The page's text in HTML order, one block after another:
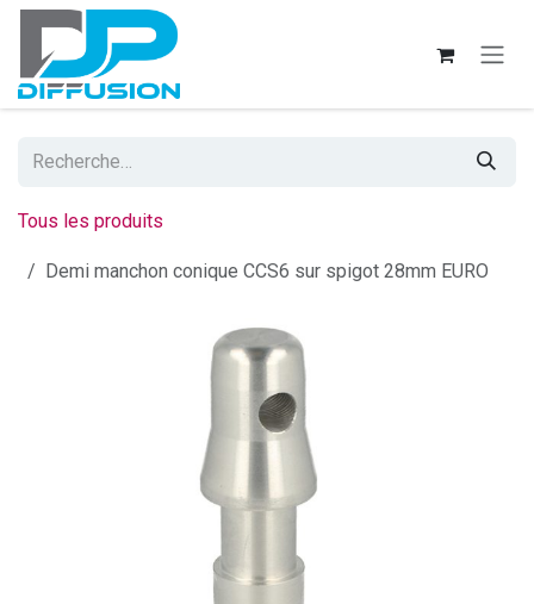
Se rendre au contenu
Tous les produits
Demi manchon conique CCS6 sur spigot 28mm EURO